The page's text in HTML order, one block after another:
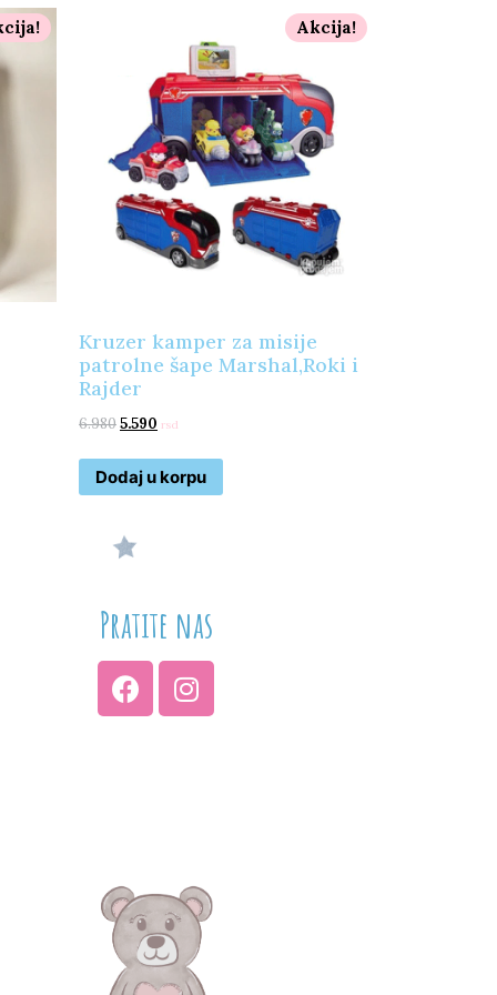
Akcija!
Kruzer kamper za misije
patrolne šape Marshal,Roki i
Rajder
6.9805.590 rsd
Dodaj u korpu
Pratite nas